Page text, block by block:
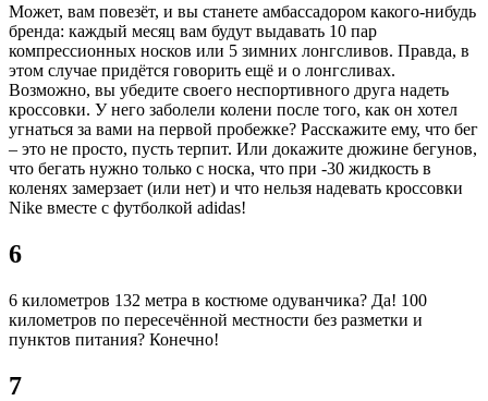
Может, вам повезёт, и вы станете амбассадором какого-нибудь
бренда: каждый месяц вам будут выдавать 10 пар
компрессионных носков или 5 зимних лонгсливов. Правда, в
этом случае придётся говорить ещё и о лонгсливах.
Возможно, вы убедите своего неспортивного друга надеть
кроссовки. У него заболели колени после того, как он хотел
угнаться за вами на первой пробежке? Расскажите ему, что бег
– это не просто, пусть терпит. Или докажите дюжине бегунов,
что бегать нужно только с носка, что при -30 жидкость в
коленях замерзает (или нет) и что нельзя надевать кроссовки
Nike вместе с футболкой adidas!
6
6 километров 132 метра в костюме одуванчика? Да! 100
километров по пересечённой местности без разметки и
пунктов питания? Конечно!
7